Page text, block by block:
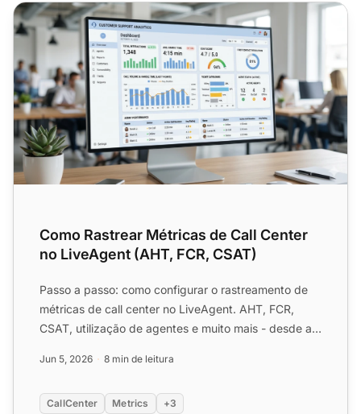
Como Rastrear Métricas de Call Center no LiveAgent
Como Rastrear Métricas de Call Center
no LiveAgent (AHT, FCR, CSAT)
Passo a passo: como configurar o rastreamento de
métricas de call center no LiveAgent. AHT, FCR,
CSAT, utilização de agentes e muito mais - desde a
Jun 5, 2026 8 min de leitura
CallCenter Metrics +3